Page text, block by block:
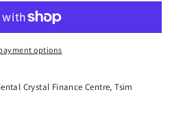
options
Crystal Finance Centre, Tsim